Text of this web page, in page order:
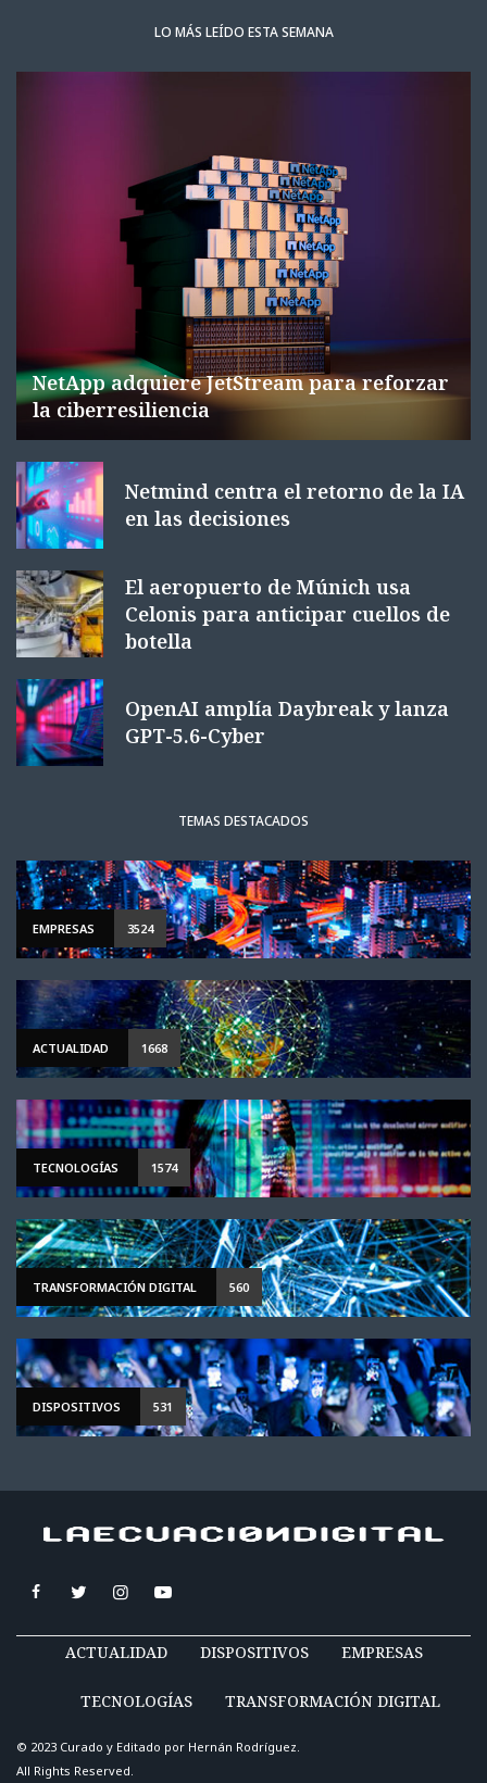
LO MÁS LEÍDO ESTA SEMANA
NetApp adquiere JetStream para reforzar
la ciberresiliencia
Netmind centra el retorno de la IA
en las decisiones
El aeropuerto de Múnich usa
Celonis para anticipar cuellos de
botella
OpenAI amplía Daybreak y lanza
GPT-5.6-Cyber
TEMAS DESTACADOS
EMPRESAS 3524
ACTUALIDAD 1668
TECNOLOGÍAS 1574
TRANSFORMACIÓN DIGITAL 560
DISPOSITIVOS 531
ACTUALIDAD DISPOSITIVOS EMPRESAS
TECNOLOGÍAS TRANSFORMACIÓN DIGITAL
© 2023 Curado y Editado por Hernán Rodríguez.
All Rights Reserved.